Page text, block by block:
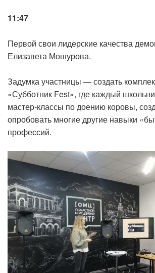
11:47
Первой свои лидерские качества
Елизавета Мошурова.
Задумка участницы — создать
«Субботник Fest», где каждый
мастер-классы по доению коровы,
опробовать многие другие навыки
профессий.